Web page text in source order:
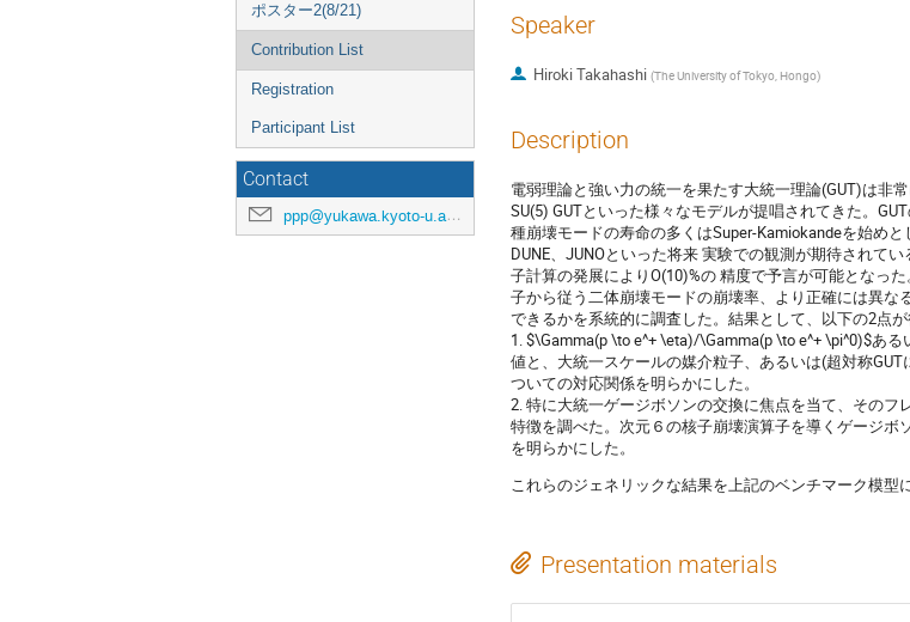
ポスター2(8/21)
Contribution List
Registration
Participant List
Contact
ppp@yukawa.kyoto-u.ac.jp
Speaker
Hiroki Takahashi (The University of Tokyo, Hongo)
Description
電弱理論と強い力の統一を果たす大統一理論(GUT)は非
SU(5) GUTといった様々なモデルが提唱されてきた。
種崩壊モードの寿命の多くはSuper-Kamiokandeを始め
DUNE、JUNOといった将来 実験での観測が期待されて
子計算の発展によりO(10)%の 精度で予言が可能となっ
子から従う二体崩壊モードの崩壊率、より正確には異
できるかを系統的に調査した。結果として、以下の2点が
1. $\Gamma(p \to e^+ \eta)/\Gamma(p \to e^+ \pi^0)$あ
値と、大統一スケールの媒介粒子、あるいは(超対称
ついての対応関係を明らかにした。
2. 特に大統一ゲージボソンの交換に焦点を当て、その
特徴を調べた。次元６の核子崩壊演算子を導くゲージ
を明らかにした。
これらのジェネリックな結果を上記のベンチマーク模型
Presentation materials